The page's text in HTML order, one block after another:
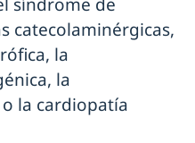
catecolaminérgicas,
la
la
la cardiopatía